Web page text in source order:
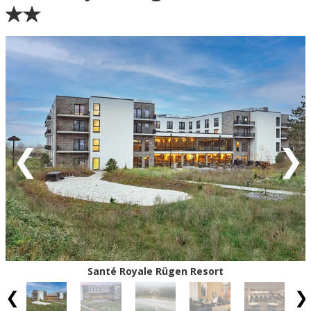
kvällen faller som ett stilla andetag över Östersjön.
Grön = ankomstdatum är ledig (bokning går att
genomföra direkt).
Gul = ankomstdatum är möjligen ledig (kan bokas mot
förfrågan - vi återkommer med definitiv
bokningsbekräftelse).
Röd = ankomstdatum är fullbokad.
Vit = ingen ankomst möjlig
Eventuell rabatt är avdragen från de angivna priserna.
Santé Royale Rügen Resort